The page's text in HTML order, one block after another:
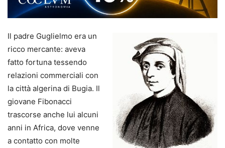
Il padre Guglielmo era un
ricco mercante: aveva
fatto fortuna tessendo
relazioni commerciali con
la città algerina di Bugia. Il
giovane Fibonacci
trascorse anche lui alcuni
anni in Africa, dove venne
a contatto con molte